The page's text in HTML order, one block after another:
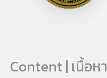
Content | เนื้อหา